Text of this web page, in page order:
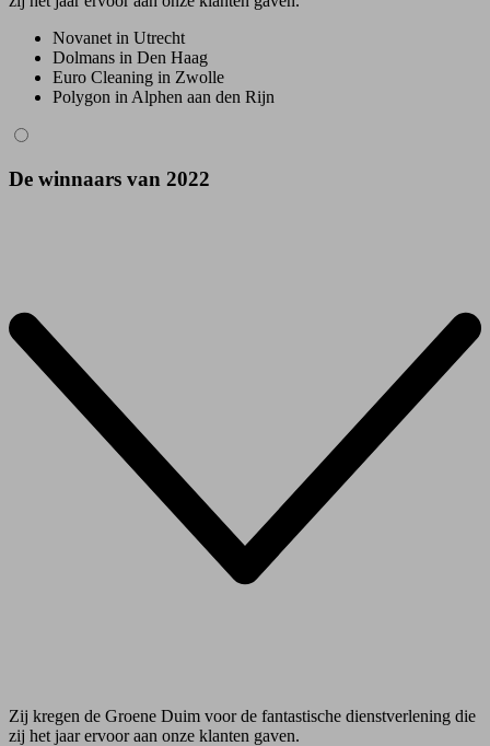
Novanet in Utrecht
Dolmans in Den Haag
Euro Cleaning in Zwolle
Polygon in Alphen aan den Rijn
De winnaars van 2022
Zij kregen de Groene Duim voor de fantastische dienstverlening die
zij het jaar ervoor aan onze klanten gaven.